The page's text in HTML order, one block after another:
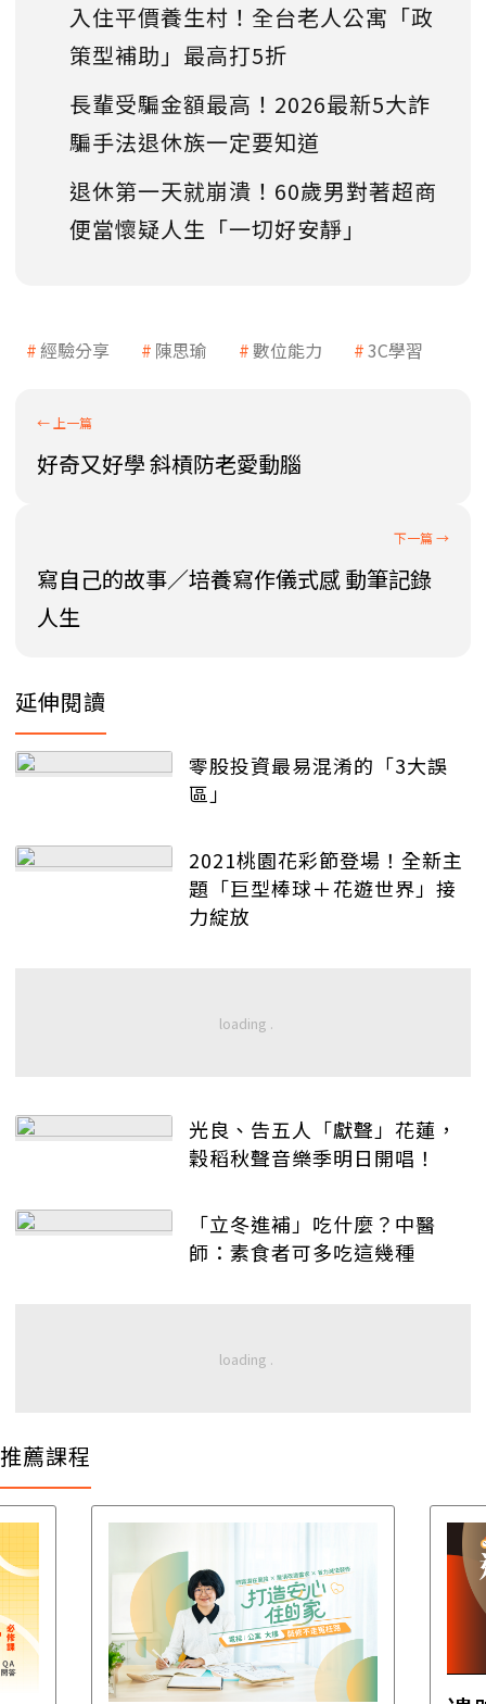
入住平價養生村！全台老人公寓「政
策型補助」最高打5折
長輩受騙金額最高！2026最新5大詐
騙手法退休族一定要知道
退休第一天就崩潰！60歲男對著超商
便當懷疑人生「一切好安靜」
經驗分享 陳思瑜 數位能力 3C學習
好奇又好學 斜槓防老愛動腦
寫自己的故事／培養寫作儀式感 動筆記錄
人生
延伸閱讀
零股投資最易混淆的「3大誤
區」
2021桃園花彩節登場！全新主
題「巨型棒球＋花遊世界」接
力綻放
光良、告五人「獻聲」花蓮，
穀稻秋聲音樂季明日開唱！
「立冬進補」吃什麼？中醫
師：素食者可多吃這幾種
推薦課程